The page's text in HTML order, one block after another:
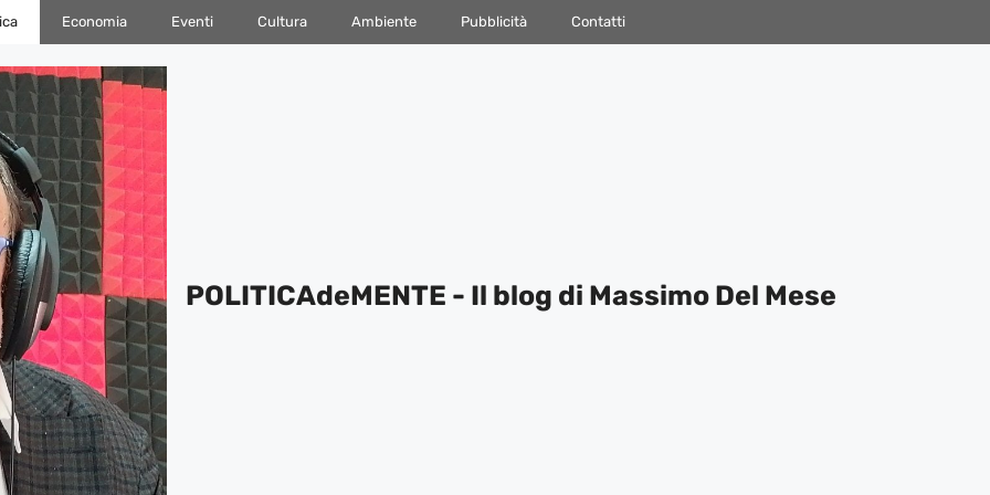
Economia Eventi Cultura Ambiente Pubblicità Contatti
POLITICAdeMENTE - Il blog di Massimo Del Mese